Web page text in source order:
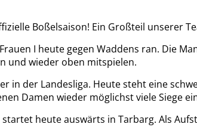
Boßelsaison! Ein Großteil unserer
I heute gegen Waddens ran. Die
und wieder oben mitspielen.
in der Landesliga. Heute steht eine
Damen wieder möglichst viele Siege
heute auswärts in Tarbarg. Als